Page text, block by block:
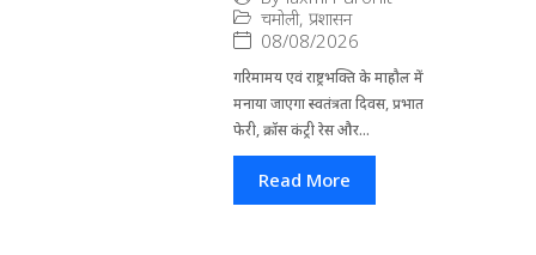
चमोली, प्रशासन
08/08/2026
गरिमामय एवं राष्ट्रभक्ति के माहौल में
मनाया जाएगा स्वतंत्रता दिवस, प्रभात
फेरी, क्रॉस कंट्री रेस और...
Read More